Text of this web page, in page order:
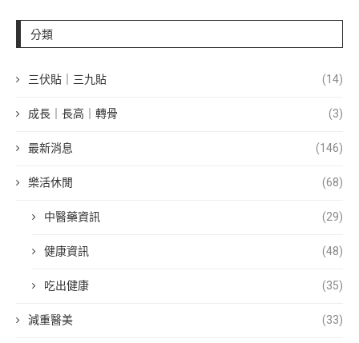
分類
三伏貼｜三九貼 (14)
成長｜長高｜轉骨 (3)
最新消息 (146)
樂活休閒 (68)
中醫藥資訊 (29)
健康資訊 (48)
吃出健康 (35)
減重醫美 (33)